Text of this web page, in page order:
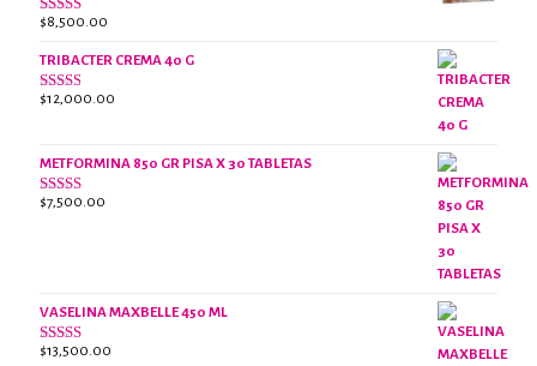
Valorado
2.48
de 5
$8,500.00
TRIBACTER CREMA 40 G
Valorado
$12,000.00
METFORMINA 850 GR PISA X 30 TABLETAS
Valorado
$7,500.00
VASELINA MAXBELLE 450 ML
Valorado
$13,500.00